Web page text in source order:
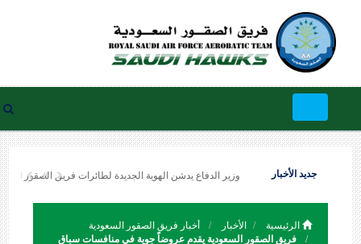
navigation
جديد الأخبار وزير الدفاع يدشن الهوية الجديدة لطائرات فريق الصقور
الرئيسية الأخبار
أخبار فريق الصقور السعودية
فريق الصقور السعودية يقدم عروضاً جوية في منافسات سباق